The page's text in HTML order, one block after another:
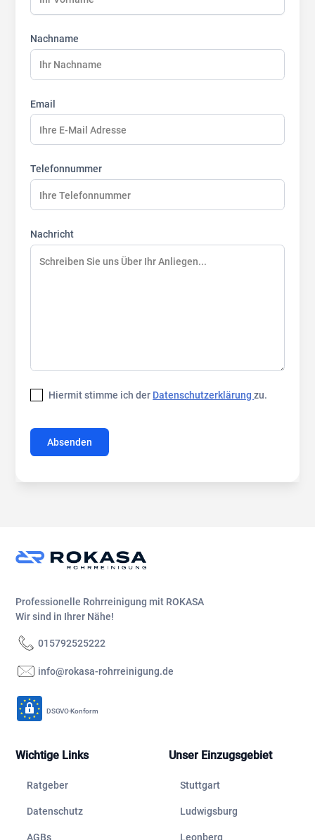
Nachname
Email
Telefonnummer
Nachricht
Hiermit stimme ich der Datenschutzerklärungzu.
Professionelle Rohrreinigung mit ROKASA
Wir sind in Ihrer Nähe!
015792525222
info@rokasa-rohrreinigung.de
DSGVO-Konform
Wichtige Links
Ratgeber
Datenschutz
AGBs
Unser Einzugsgebiet
Stuttgart
Ludwigsburg
Leonberg